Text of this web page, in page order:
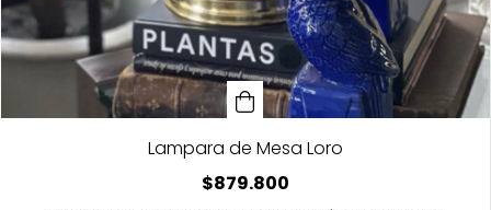
Lampara de Mesa Loro
$879.800